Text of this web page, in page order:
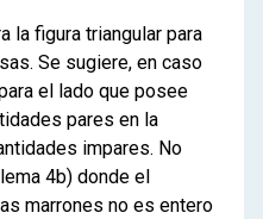
la figura triangular para
Se sugiere, en caso
el lado que posee
pares en la
impares. No
4b) donde el
marrones no es entero